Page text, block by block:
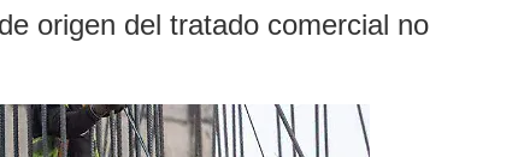
origen del tratado comercial no